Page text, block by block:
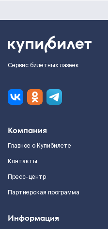
Сервис билетных лазеек
Компания
Главное о Купибилете
Контакты
Пресс-центр
Партнерская программа
Информация